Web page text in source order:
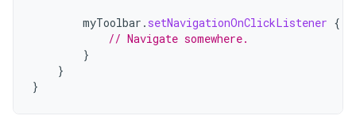
myToolbar . setNavigationOnClickListener {
// Navigate somewhere.
}
}
}